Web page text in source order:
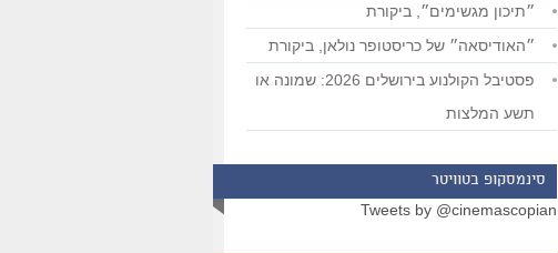
״תיכון מגשימים״, ביקורת
״האודיסאה״ של כריסטופר נולאן, ביקורת
פסטיבל הקולנוע בירושלים 2026: שמונה או
תשע המלצות
סינמסקופ בטוויטר
Tweets by @cinemascopian